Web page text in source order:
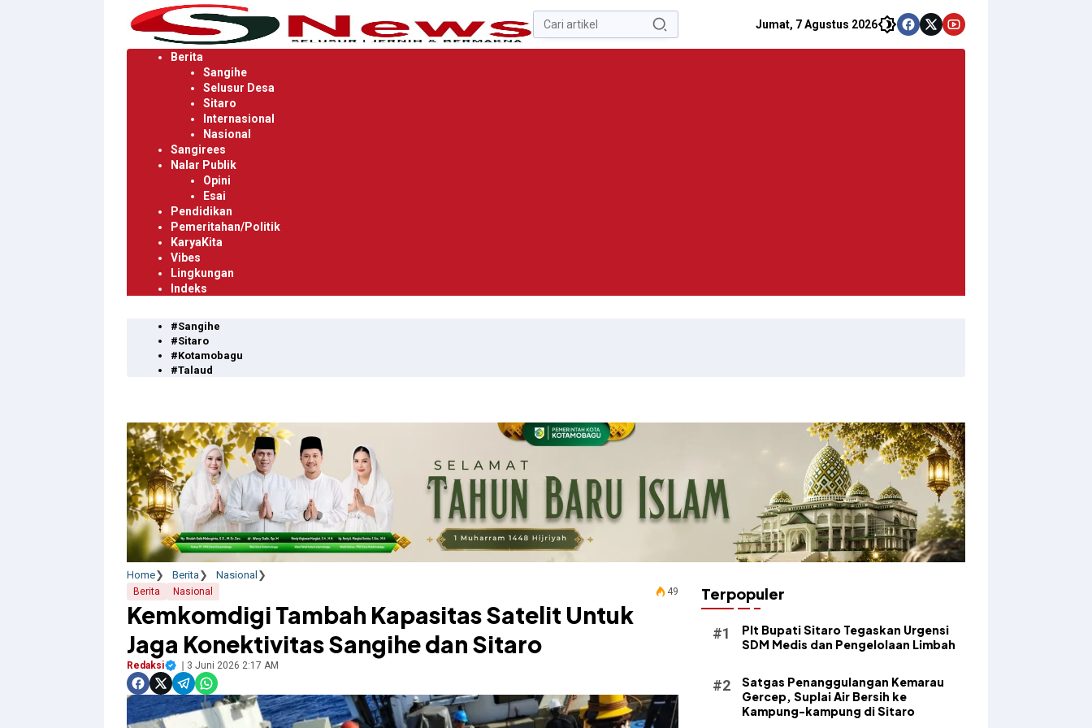
Langsung
Pencarian
untuk:
Jumat, 7 Agustus 2026
Berita
Sangihe
Selusur Desa
Sitaro
Internasional
Nasional
Sangirees
Nalar Publik
Opini
Esai
Pendidikan
Pemeritahan/Politik
KaryaKita
Vibes
Lingkungan
Indeks
#Sangihe
#Sitaro
#Kotamobagu
#Talaud
Home Berita Nasional
Berita Nasional 49
Kemkomdigi Tambah Kapasitas Satelit Untuk
Jaga Konektivitas Sangihe dan Sitaro
Redaksi 3 Juni 2026 2:17 AM
Terpopuler
​Plt Bupati Sitaro Tegaskan Urgensi
SDM Medis dan Pengelolaan Limbah
Satgas Penanggulangan Kemarau
Gercep, Suplai Air Bersih ke
Kampung-kampung di Sitaro